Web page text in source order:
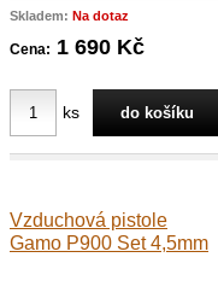
Skladem: Na dotaz
Cena: 1 690 Kč
ks
Vzduchová pistole
Gamo P900 Set 4,5mm